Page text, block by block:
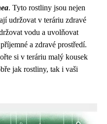
. Tyto rostliny jsou nejen
udržovat v teráriu zdravé
vodu a uvolňovat
a zdravé prostředí.
si v teráriu malý kousek
jak rostliny, tak i vaši